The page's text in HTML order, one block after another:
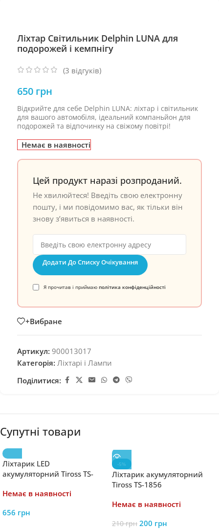
Ліхтар Cвітильник Delphin LUNA для
подорожей і кемпнігу
(3 відгуків)
650 грн
Відкрийте для себе Delphin LUNA: ліхтар і світильник
для вашого автомобіля, ідеальний компаньйон для
подорожей та відпочинку на свіжому повітрі!
Немає в наявності
Цей продукт наразі розпроданий.
Не хвилюйтеся! Введіть свою електронну
пошту, і ми повідомимо вас, як тільки він
знову з’явиться в наявності.
Додати До Списку Очікування
Я прочитав і приймаю політика конфіденційності
+Вибране
Артикул: 900013017
Категорія: Ліхтарі і Лампи
Поділитися:
Супутні товари
Ліхтарик LED
акумуляторний Tiross TS-
додатковою лампочкою:
Немає в наявності
656 грн
-5%
Ліхтарик акумуляторний
Tiross TS-1856
Немає в наявності
210грн 200 грн